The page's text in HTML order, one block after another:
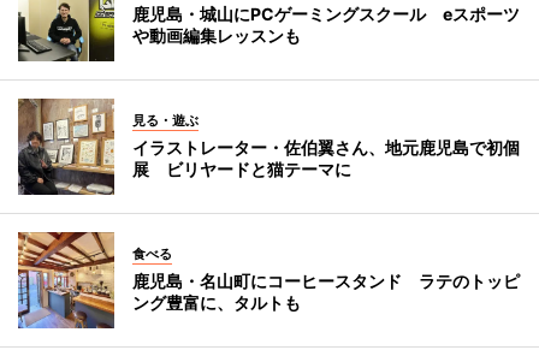
鹿児島・城山にPCゲーミングスクール eスポーツ
や動画編集レッスンも
見る・遊ぶ
イラストレーター・佐伯翼さん、地元鹿児島で初個
展 ビリヤードと猫テーマに
食べる
鹿児島・名山町にコーヒースタンド ラテのトッピ
ング豊富に、タルトも